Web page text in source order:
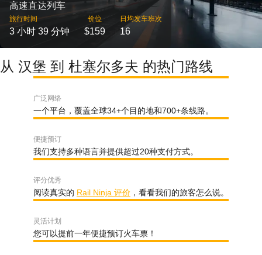
高速直达列车
旅行时间
3 小时 39 分钟
价位
$159
日均发车班次
16
从 汉堡 到 杜塞尔多夫 的热门路线
广泛网络
一个平台，覆盖全球34+个目的地和700+条线路。
便捷预订
我们支持多种语言并提供超过20种支付方式。
评分优秀
阅读真实的 Rail Ninja 评价 ，看看我们的旅客怎么说。
灵活计划
您可以提前一年便捷预订火车票！